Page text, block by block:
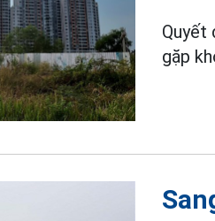
Quyết
gặp